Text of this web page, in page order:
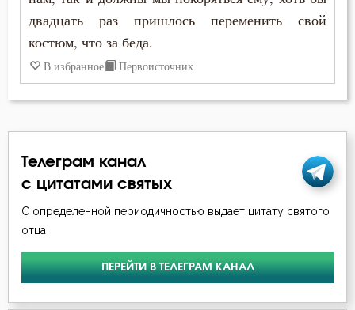
Гнев
Еда
Искушение
Любовь
Молитва
Иоанн Златоуст
Иоанн Кронштадтский
Лев Оптинский (Наголкин)
Макарий Оптинский (Иванов)
Максим Исповедник
Никита Стифат
Никодим Святогорец
двадцать раз пришлось переменить свой
костюм, что за беда.
В избранное Первоисточник
Телеграм канал
с цитатами святых
С определенной периодичностью выдает цитату святого
отца
ПЕРЕЙТИ В ТЕЛЕГРАМ КАНАЛ